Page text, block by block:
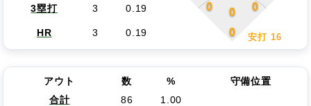
0
0
0
0
安打 16
3塁打 3 0.19
HR 3 0.19
アウト 数 %
守備位置
合計
86
1.00